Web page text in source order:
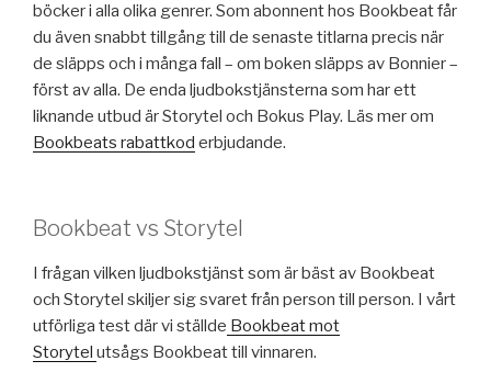
böcker i alla olika genrer. Som abonnent hos Bookbeat får
du även snabbt tillgång till de senaste titlarna precis när
de släpps och i många fall – om boken släpps av Bonnier –
först av alla. De enda ljudbokstjänsterna som har ett
liknande utbud är Storytel och Bokus Play. Läs mer om
Bookbeats rabattkod erbjudande.
Bookbeat vs Storytel
I frågan vilken ljudbokstjänst som är bäst av Bookbeat
och Storytel skiljer sig svaret från person till person. I vårt
utförliga test där vi ställde Bookbeat mot
Storytel utsågs Bookbeat till vinnaren.